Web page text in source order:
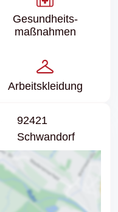
Gesundheits­
maßnahmen
Arbeits­kleidung
92421
Schwandorf